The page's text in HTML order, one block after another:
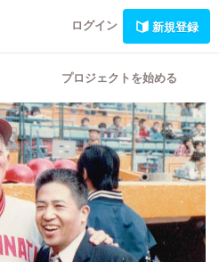
ログイン 新規登録
プロジェクトを始める